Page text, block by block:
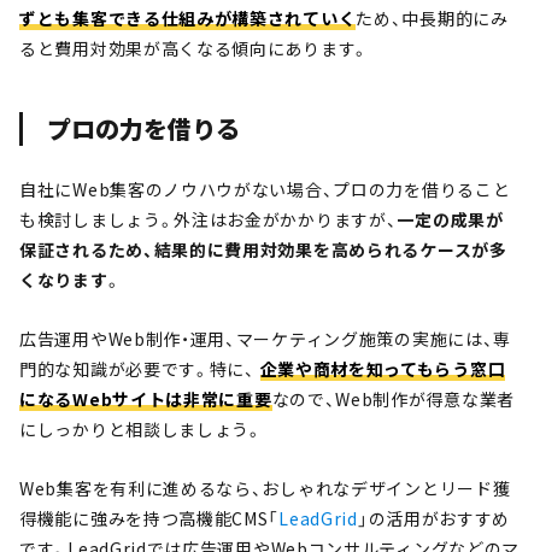
ずとも集客できる仕組みが構築されていくため、中長期的にみ
ると費用対効果が高くなる傾向にあります。
プロの力を借りる
自社にWeb集客のノウハウがない場合、プロの力を借りること
も検討しましょう。外注はお金がかかりますが、 一定の成果が
保証されるため、結果的に費用対効果を高められるケースが多
くなります。
広告運用やWeb制作・運用、マーケティング施策の実施には、専
門的な知識が必要です。特に、 企業や商材を知ってもらう窓口
になるWebサイトは非常に重要なので、Web制作が得意な業者
にしっかりと相談しましょう。
Web集客を有利に進めるなら、おしゃれなデザインとリード獲
得機能に強みを持つ高機能CMS「LeadGrid 」の活用がおすすめ